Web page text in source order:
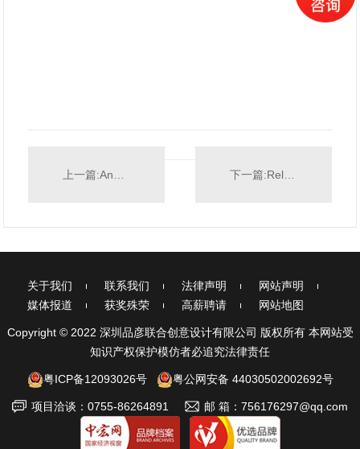
关于我们 联系我们 法律声明
网站声明
媒体报道
获奖殊荣 高薪聘请 网站地图
Copyright © 2022 深圳品彦联合创意设计有限公司 版权所有 本网站受
知识产权保护模仿者必追究法律责任
粤ICP备12093026号 粤公网安备 44030502002692号
项目洽谈：0755-86264891 邮 箱：756176297@qq.com